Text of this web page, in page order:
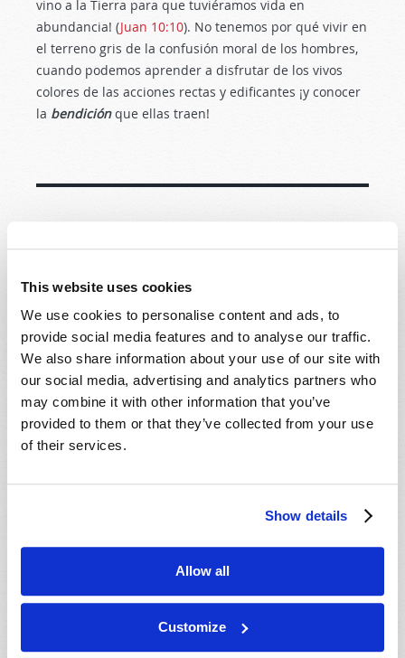
This website uses cookies
We use cookies to personalise content and ads, to
provide social media features and to analyse our traffic.
We also share information about your use of our site with
our social media, advertising and analytics partners who
may combine it with other information that you’ve
provided to them or that they’ve collected from your use
of their services.
Show details
Allow all
Customize
vino a la Tierra para que tuviéramos vida en
abundancia! (Juan 10:10). No tenemos por qué vivir en
el terreno gris de la confusión moral de los hombres,
cuando podemos aprender a disfrutar de los vivos
colores de las acciones rectas y edificantes ¡y conocer
la bendiciónque ellas traen!